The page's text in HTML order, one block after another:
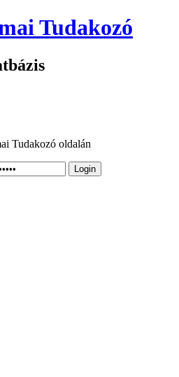
Tudakozó
Tudakozó oldalán
Login